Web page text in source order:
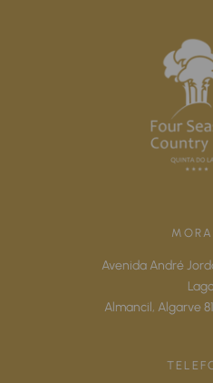
Avenida André
Almancil, Algarve